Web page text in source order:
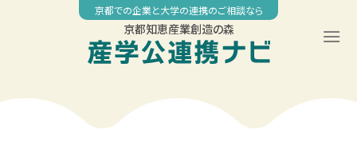
京都での企業と大学の連携のご相談なら
京都知恵産業創造の森